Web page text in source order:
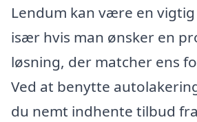
Lendum kan være en
især hvis man ønsker en
løsning, der matcher ens
Ved at benytte
du nemt indhente tilbud